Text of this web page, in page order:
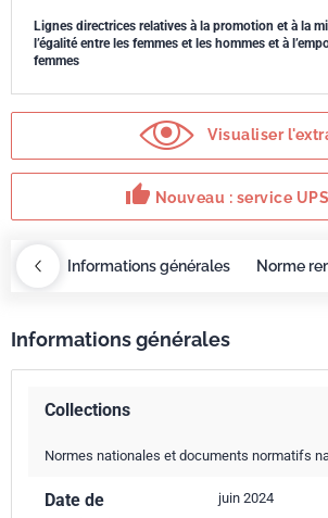
Lignes directrices relatives à la promotion et à la
l’égalité entre les femmes et les hommes et à
femmes
Visualiser
thumb_up Nouveau : service
Informations générales Norme
Informations générales
Collections
Normes nationales et documents normatifs
Date de
juin 2024